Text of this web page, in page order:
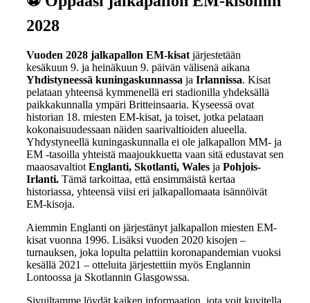
2028
Vuoden 2028 jalkapallon EM-kisatjärjestetään
kesäkuun 9. ja heinäkuun 9. päivän välisenä aikana
Yhdistyneessä kuningaskunnassa ja Irlannissa. Kisat
pelataan yhteensä kymmenellä eri stadionilla yhdeksällä
paikkakunnalla ympäri Britteinsaaria. Kyseessä ovat
historian 18. miesten EM-kisat, ja toiset, jotka pelataan
kokonaisuudessaan näiden saarivaltioiden alueella.
Yhdystyneellä kuningaskunnalla ei ole jalkapallon MM- ja
EM -tasoilla yhteistä maajoukkuetta vaan sitä edustavat sen
maaosavaltiot Englanti, Skotlanti, Wales ja Pohjois-
Irlanti. Tämä tarkoittaa, että ensimmäistä kertaa
historiassa, yhteensä viisi eri jalkapallomaata isännöivät
EM-kisoja.
Aiemmin Englanti on järjestänyt jalkapallon miesten EM-
kisat vuonna 1996. Lisäksi vuoden 2020 kisojen –
turnauksen, joka lopulta pelattiin koronapandemian vuoksi
kesällä 2021 – otteluita järjestettiin myös Englannin
Lontoossa ja Skotlannin Glasgowssa.
Sivuiltamme löydät kaiken informaation, jota voit kuvitella